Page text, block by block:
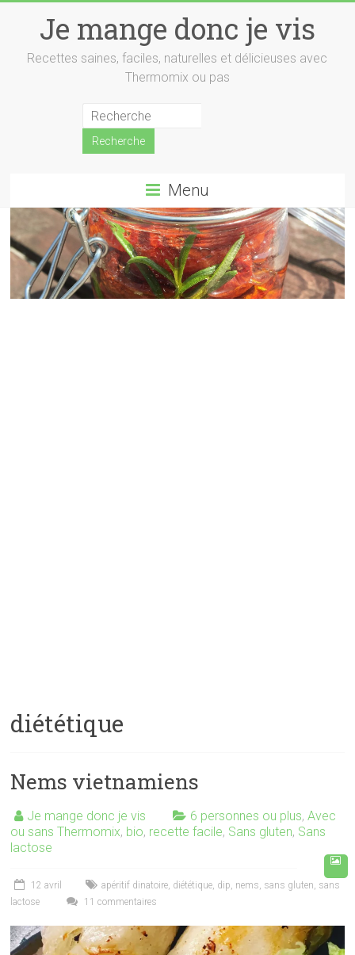
contentJe mange donc je vis
Recettes saines, faciles, naturelles et délicieuses avec
Thermomix ou pas
Menu
diététique
Nems vietnamiens
Je mange donc je vis 6 personnes ou plus,Avec
ou sans Thermomix, bio, recette facile, Sans gluten, Sans
lactose
12 avril apéritif dinatoire, diététique, dip, nems, sans gluten, sans
lactose
11 commentaires